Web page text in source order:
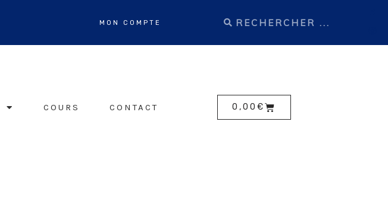
MON COMPTE
COURS CONTACT 0,00€